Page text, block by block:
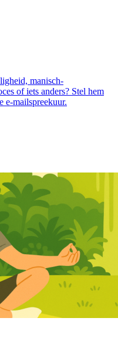
manisch-
of iets anders? Stel hem
e-mailspreekuur.